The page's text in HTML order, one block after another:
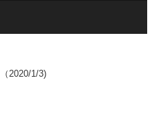
2020/1/3)